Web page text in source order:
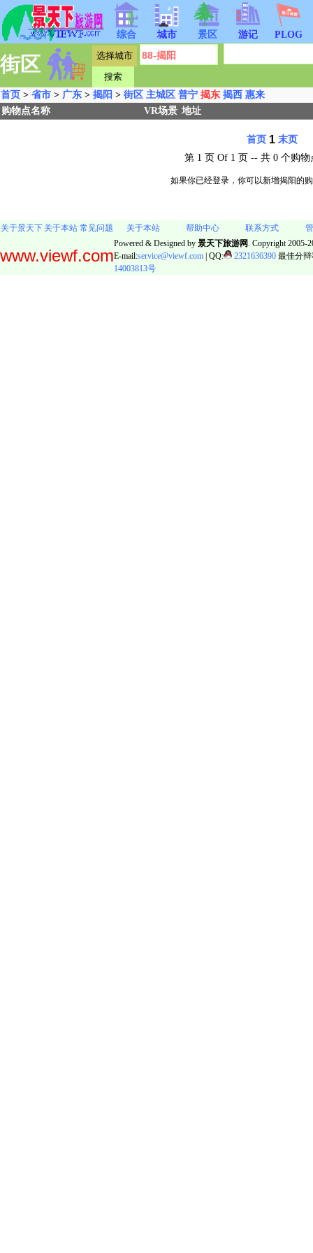
综合 城市 景区 游记 PLOG
街区
首页 > 省市 > 广东 > 揭阳 > 街区 主城区 普宁 揭东 揭西 惠来
购物点名称
VR场景 地址
首页 1 末页
第 1 页 Of 1 页 -- 共 0 个购物
如果你已经登录，你可以新增揭阳的
关于景天下 关于本站 常见问题 关于本站 帮助中心 联系方式
www.viewf.com
Powered & Designed by 景天下旅游网 . Copyright 2005-
E-mail:service@viewf.com | QQ: 2321636390 最佳分
14003813号